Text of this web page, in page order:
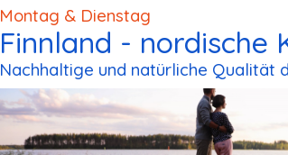
Montag & Dienstag
Finnland - nordische
Nachhaltige und natürliche Qualität